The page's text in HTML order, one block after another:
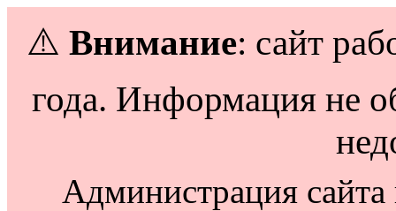
⚠️ Внимание: сайт
года. Информация не
Администрация сайта